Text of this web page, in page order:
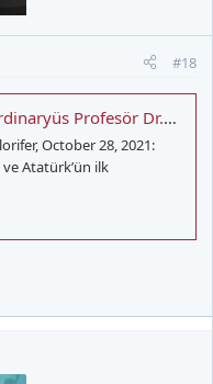
#18
Atatürk’ün ilk karşılaşmaları (Kaydırmalı)"
October 28, 2021:
ve Atatürk’ün ilk